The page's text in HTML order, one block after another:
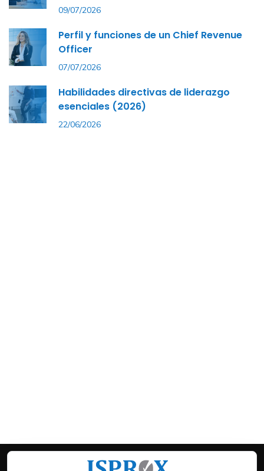
09/07/2026
Perfil y funciones de un Chief Revenue
Officer
07/07/2026
Habilidades directivas de liderazgo
esenciales (2026)
22/06/2026